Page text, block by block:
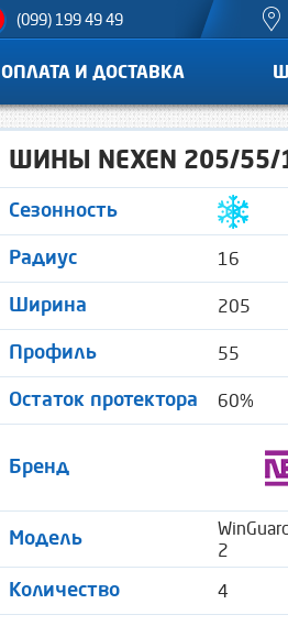
(099) 199 49 49
ОПЛАТА И ДОСТАВКА
ШИНЫ NEXEN 205/55/
Сезонность
Радиус 16
Ширина 205
Профиль 55
Остаток протектора 60%
Бренд
Модель
2
Количество 4